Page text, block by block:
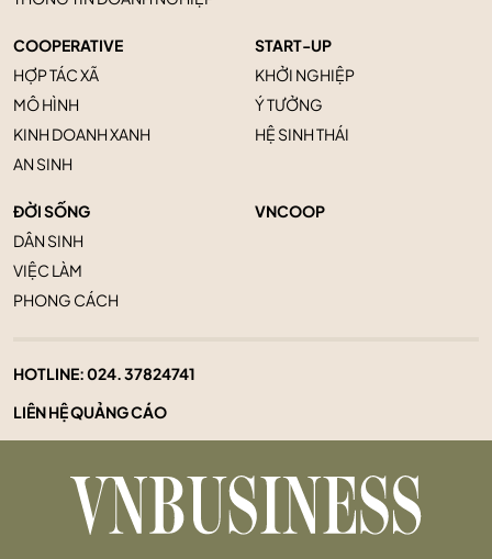
COOPERATIVE
HỢP TÁC XÃ
MÔ HÌNH
KINH DOANH XANH
AN SINH
START-UP
KHỞI NGHIỆP
Ý TƯỞNG
HỆ SINH THÁI
ĐỜI SỐNG
DÂN SINH
VIỆC LÀM
PHONG CÁCH
VNCOOP
HOTLINE:024. 37824741
LIÊN HỆ QUẢNG CÁO